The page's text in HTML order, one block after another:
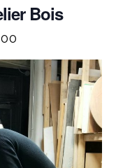
Bois